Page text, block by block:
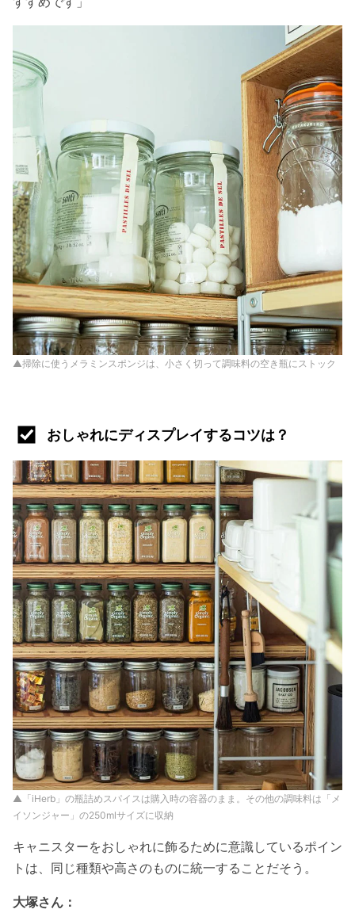
▲掃除に使うメラミンスポンジは、小さく切って調味料の空き瓶にストック
おしゃれにディスプレイするコツは？
▲「iHerb」の瓶詰めスパイスは購入時の容器のまま。その他の調味料は「メ
イソンジャー」の250mlサイズに収納
キャニスターをおしゃれに飾るために意識しているポイン
トは、同じ種類や高さのものに統一することだそう。
大塚さん：